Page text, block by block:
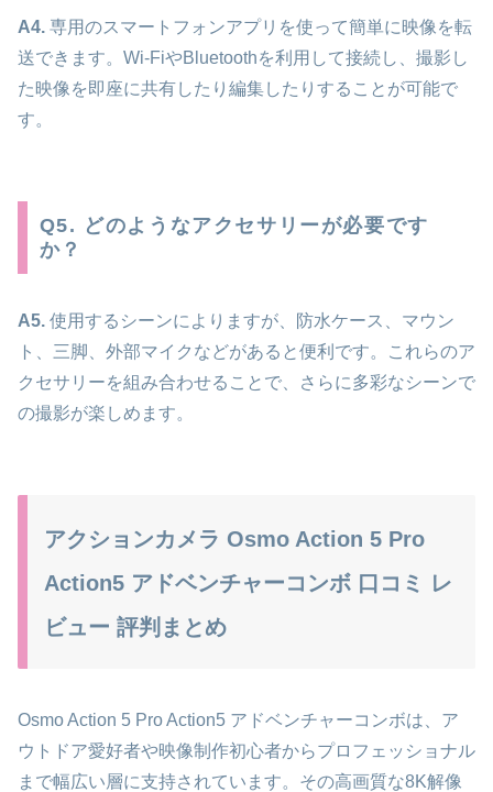
A4. 専用のスマートフォンアプリを使って簡単に映像を転
送できます。Wi-FiやBluetoothを利用して接続し、撮影し
た映像を即座に共有したり編集したりすることが可能で
す。
Q5. どのようなアクセサリーが必要です
か？
A5. 使用するシーンによりますが、防水ケース、マウン
ト、三脚、外部マイクなどがあると便利です。これらのア
クセサリーを組み合わせることで、さらに多彩なシーンで
の撮影が楽しめます。
アクションカメラ Osmo Action 5 Pro
Action5 アドベンチャーコンボ 口コミ レ
ビュー 評判まとめ
Osmo Action 5 Pro Action5 アドベンチャーコンボは、ア
ウトドア愛好者や映像制作初心者からプロフェッショナル
まで幅広い層に支持されています。その高画質な8K解像